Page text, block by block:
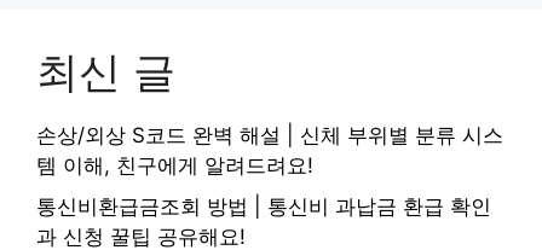
최신 글
손상/외상 S코드 완벽 해설 | 신체 부위별 분류 시스
템 이해, 친구에게 알려드려요!
통신비환급금조회 방법 | 통신비 과납금 환급 확인
과 신청 꿀팁 공유해요!